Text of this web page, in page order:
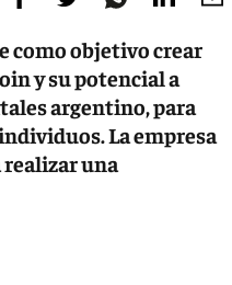
como objetivo crear
y su potencial a
argentino, para
La empresa
realizar una